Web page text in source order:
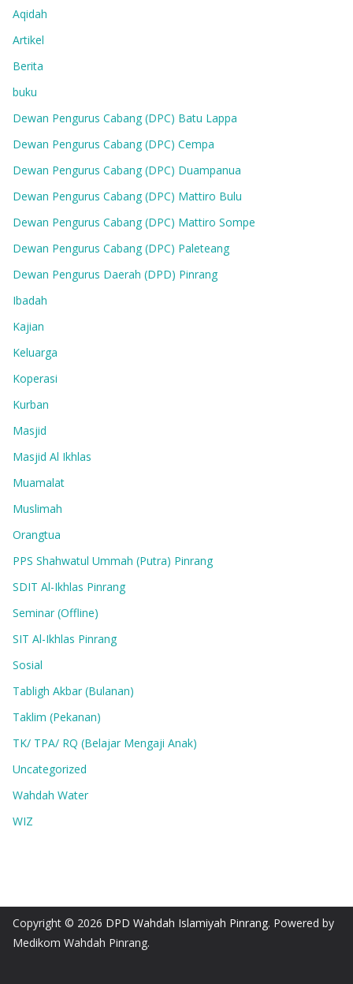
Aqidah
Artikel
Berita
buku
Dewan Pengurus Cabang (DPC) Batu Lappa
Dewan Pengurus Cabang (DPC) Cempa
Dewan Pengurus Cabang (DPC) Duampanua
Dewan Pengurus Cabang (DPC) Mattiro Bulu
Dewan Pengurus Cabang (DPC) Mattiro Sompe
Dewan Pengurus Cabang (DPC) Paleteang
Dewan Pengurus Daerah (DPD) Pinrang
Ibadah
Kajian
Keluarga
Koperasi
Kurban
Masjid
Masjid Al Ikhlas
Muamalat
Muslimah
Orangtua
PPS Shahwatul Ummah (Putra) Pinrang
SDIT Al-Ikhlas Pinrang
Seminar (Offline)
SIT Al-Ikhlas Pinrang
Sosial
Tabligh Akbar (Bulanan)
Taklim (Pekanan)
TK/ TPA/ RQ (Belajar Mengaji Anak)
Uncategorized
Wahdah Water
WIZ
Copyright © 2026 DPD Wahdah Islamiyah Pinrang. Powered by
Medikom Wahdah Pinrang.